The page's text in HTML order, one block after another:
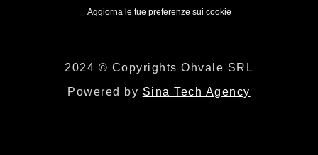
Aggiorna le tue preferenze sui cookie
2024 © Copyrights Ohvale SRL
Powered by Sina Tech Agency